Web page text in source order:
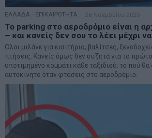
ΕΛΛΑΔΑ ΕΠΙΚΑΙΡΟΤΗΤΑ 26 Νοεμβρίου 2025
Το parking στο αεροδρόμιο είναι η
– και κανείς δεν σου το λέει μέχρι
Όλοι μιλάνε για εισιτήρια, βαλίτσες,
πτήσεις. Κανείς όμως δεν συζητά για το
υποτιμημένο κομμάτι κάθε ταξιδιού: το πού
αυτοκίνητο όταν φτάσεις στο αεροδρόμιο.